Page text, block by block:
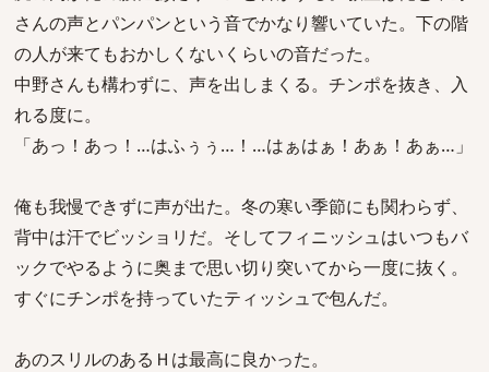
さんの声とパンパンという音でかなり響いていた。下の階
の人が来てもおかしくないくらいの音だった。
中野さんも構わずに、声を出しまくる。チンポを抜き、入
れる度に。
「あっ！あっ！…はふぅぅ…！…はぁはぁ！あぁ！あぁ…」
俺も我慢できずに声が出た。冬の寒い季節にも関わらず、
背中は汗でビッショリだ。そしてフィニッシュはいつもバ
ックでやるように奥まで思い切り突いてから一度に抜く。
すぐにチンポを持っていたティッシュで包んだ。
あのスリルのあるＨは最高に良かった。